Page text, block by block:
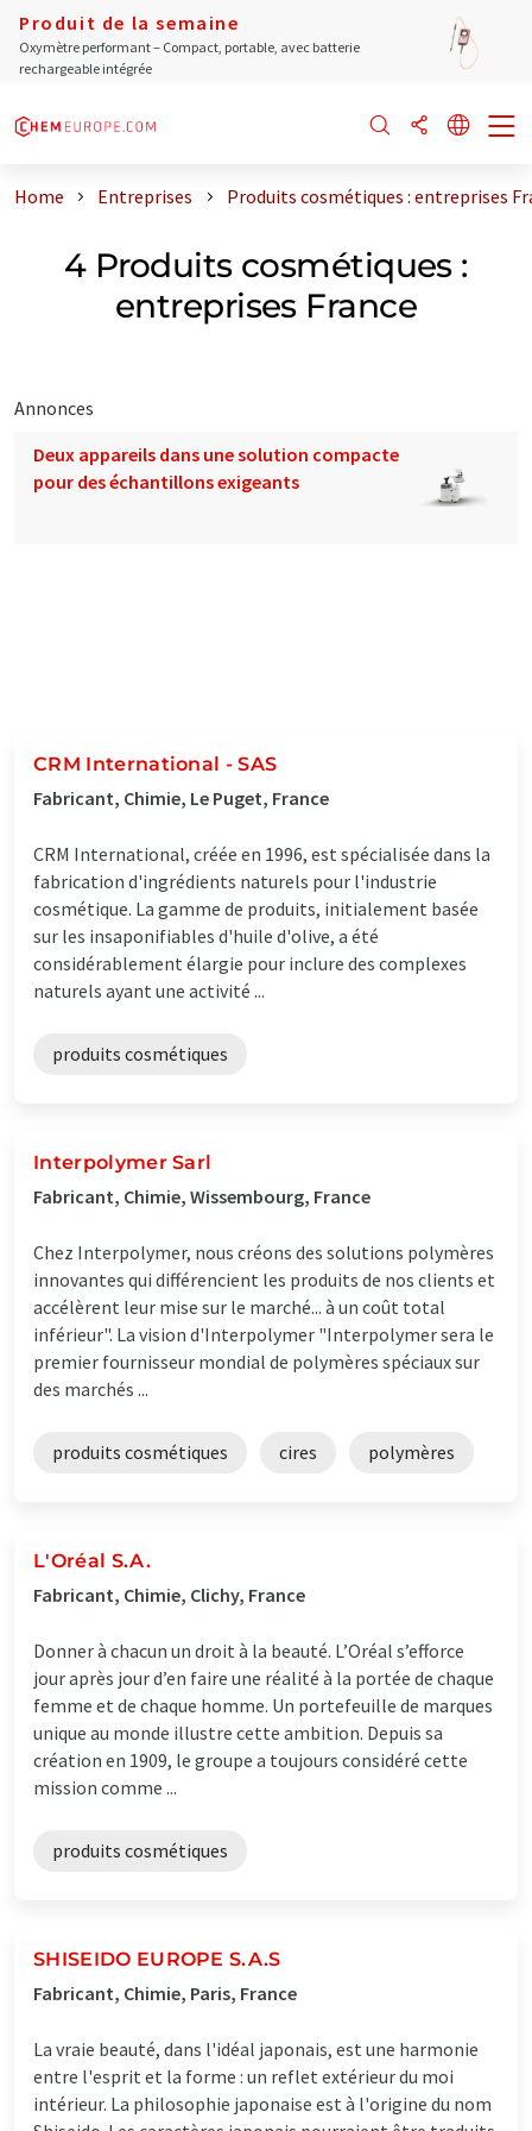
Produit de la semaine
Oxymètre performant – Compact, portable, avec batterie
rechargeable intégrée
Home Entreprises Produits cosmétiques : entreprises
4 Produits cosmétiques :
entreprises France
Annonces
Deux appareils dans une solution compacte
pour des échantillons exigeants
CRM International - SAS
Fabricant, Chimie, Le Puget, France
CRM International, créée en 1996, est spécialisée dans la
fabrication d'ingrédients naturels pour l'industrie
cosmétique. La gamme de produits, initialement basée
sur les insaponifiables d'huile d'olive, a été
considérablement élargie pour inclure des complexes
naturels ayant une activité ...
produits cosmétiques
Interpolymer Sarl
Fabricant, Chimie, Wissembourg, France
Chez Interpolymer, nous créons des solutions polymères
innovantes qui différencient les produits de nos clients et
accélèrent leur mise sur le marché... à un coût total
inférieur". La vision d'Interpolymer "Interpolymer sera le
premier fournisseur mondial de polymères spéciaux sur
des marchés ...
produits cosmétiques cires polymères
L'Oréal S.A.
Fabricant, Chimie, Clichy, France
Donner à chacun un droit à la beauté. L’Oréal s’efforce
jour après jour d’en faire une réalité à la portée de chaque
femme et de chaque homme. Un portefeuille de marques
unique au monde illustre cette ambition. Depuis sa
création en 1909, le groupe a toujours considéré cette
mission comme ...
produits cosmétiques
SHISEIDO EUROPE S.A.S
Fabricant, Chimie, Paris, France
La vraie beauté, dans l'idéal japonais, est une harmonie
entre l'esprit et la forme : un reflet extérieur du moi
intérieur. La philosophie japonaise est à l'origine du nom